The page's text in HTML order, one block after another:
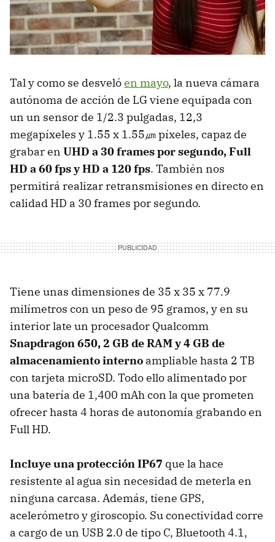
Tal y como se desvelóen mayo, la nueva cámara
autónoma de acción de LG viene equipada con
un un sensor de 1/2.3 pulgadas, 12,3
megapíxeles y 1.55 x 1.55㎛ píxeles, capaz de
grabar en UHD a 30 frames por segundo, Full
HD a 60 fps y HD a 120 fps. También nos
permitirá realizar retransmisiones en directo en
calidad HD a 30 frames por segundo.
Tiene unas dimensiones de 35 x 35 x 77.9
milímetros con un peso de 95 gramos, y en su
interior late un procesador Qualcomm
Snapdragon 650, 2 GB de RAM y 4 GB de
almacenamiento interno ampliable hasta 2 TB
con tarjeta microSD. Todo ello alimentado por
una batería de 1,400 mAh con la que prometen
ofrecer hasta 4 horas de autonomía grabando en
Full HD.
Incluye una protección IP67 que la hace
resistente al agua sin necesidad de meterla en
ninguna carcasa. Además, tiene GPS,
acelerómetro y giroscopio. Su conectividad corre
a cargo de un USB 2.0 de tipo C, Bluetooth 4.1,